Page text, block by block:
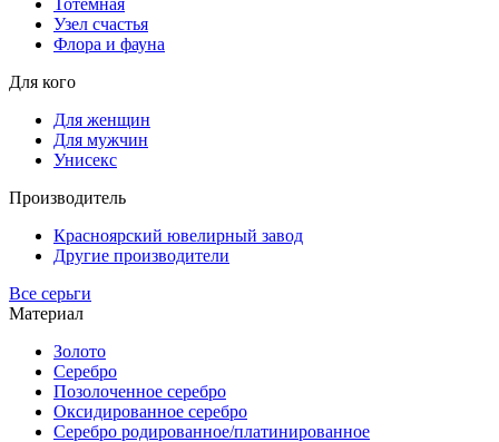
Тотемная
Узел счастья
Флора и фауна
Для кого
Для женщин
Для мужчин
Унисекс
Производитель
Красноярский ювелирный завод
Другие производители
Все серьги
Материал
Золото
Серебро
Позолоченное серебро
Оксидированное серебро
Серебро родированное/платинированное